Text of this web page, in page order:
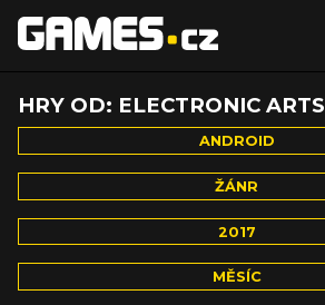
HRY OD: ELECTRONIC ARTS
ANDROID
ŽÁNR
2017
MĚSÍC